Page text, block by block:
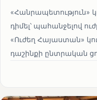
«Հանրապետություն»
դիմել՝ պահանջելով
«Ուժեղ Հայաստան»
դաշինքի ընտրական